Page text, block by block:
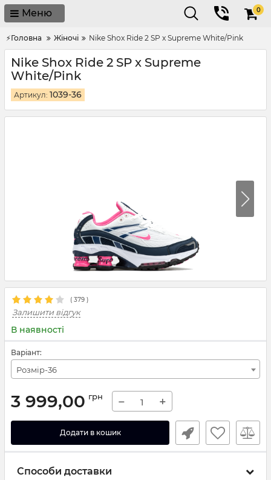
Меню 0
⚡Головна Жіночі Nike Shox Ride 2 SP x Supreme White/Pink
Nike Shox Ride 2 SP x Supreme
White/Pink
Артикул: 1039-36
( 379 )
Залишити відгук
В наявності
Варіант:
Розмір-36
3 999,00 грн − +
Додати в кошик
Способи доставки